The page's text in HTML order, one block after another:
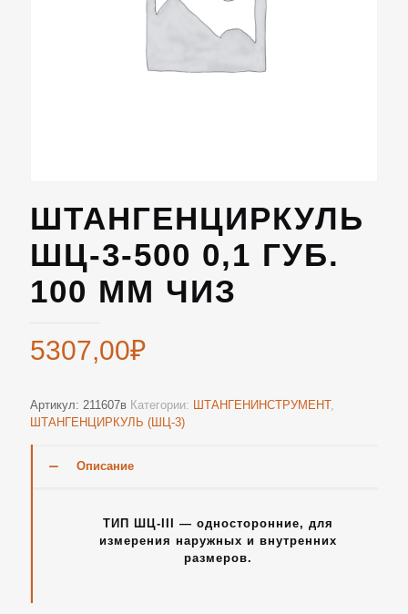
ШТАНГЕНЦИРКУЛЬ
ШЦ-3-500 0,1 ГУБ.
100 ММ ЧИЗ
5307,00₽
Артикул: 211607в Категории: ШТАНГЕНИНСТРУМЕНТ,
ШТАНГЕНЦИРКУЛЬ (ШЦ-3)
Описание
ТИП ШЦ-III — односторонние, для
измерения наружных и внутренних
размеров.